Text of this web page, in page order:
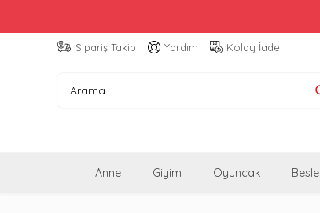
Sipariş Takip Yardım Kolay İade
Anne Giyim Oyuncak